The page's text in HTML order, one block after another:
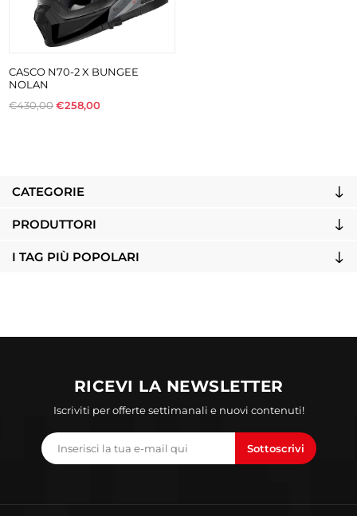
CATEGORIE
PRODUTTORI
I TAG PIÙ POPOLARI
CASCO N70-2 X BUNGEE
NOLAN
€430,00€258,00
RICEVI LA NEWSLETTER
Iscriviti per offerte settimanali e nuovi contenuti!
Sottoscrivi